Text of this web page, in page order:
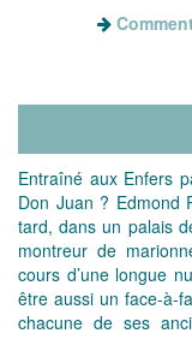
Entraîné aux Enfers
Don Juan ? Edmond
tard, dans un palais
montreur de
cours d’une longue
être aussi un face-à-
chacune de ses